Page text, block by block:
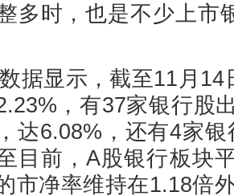
多时，也是不少上市
显示，截至11月14
，有37家银行股
达6.08%，还有4家
目前，A股银行板块
市净率维持在1.18倍